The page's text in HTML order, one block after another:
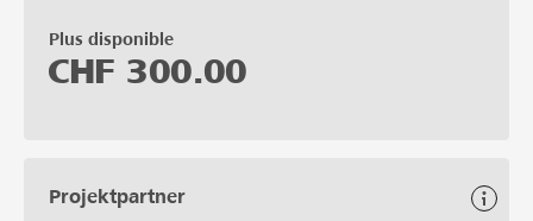
Plus disponible
CHF 300.00
Projektpartner